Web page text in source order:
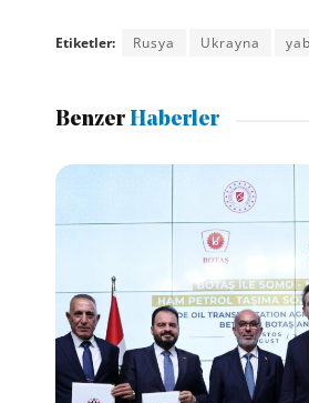
Etiketler: Rusya Ukrayna
BenzerHaberler